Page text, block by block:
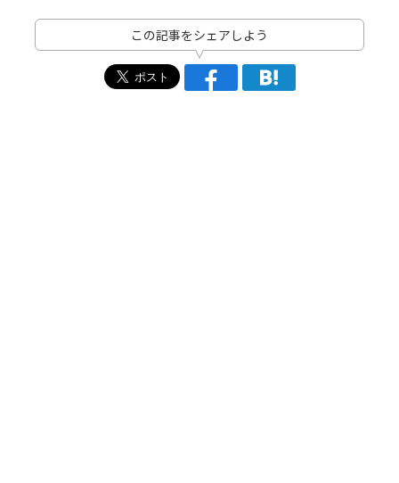
この記事をシェアしよう